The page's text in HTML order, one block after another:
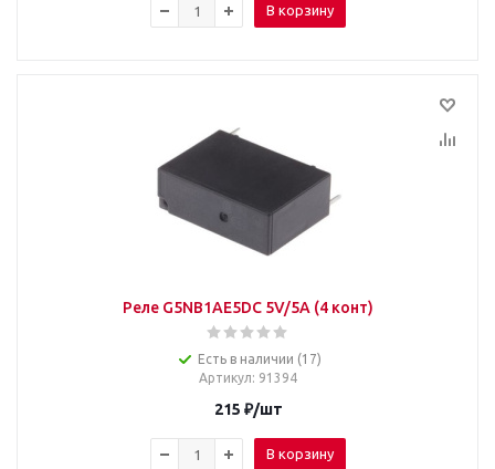
В корзину
Реле G5NB1AE5DC 5V/5A (4 конт)
Есть в наличии (17)
Артикул: 91394
215 ₽/шт
В корзину